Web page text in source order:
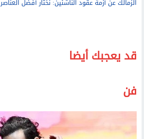
الزمالك عن أزمة عقود الناشئين: نختار أفضل العناصر
قد يعجبك أيضا
فن